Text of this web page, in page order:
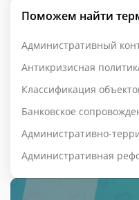
Поможем найти
Административный
Антикризисная
Классификация
Банковское
Административно-
Административная